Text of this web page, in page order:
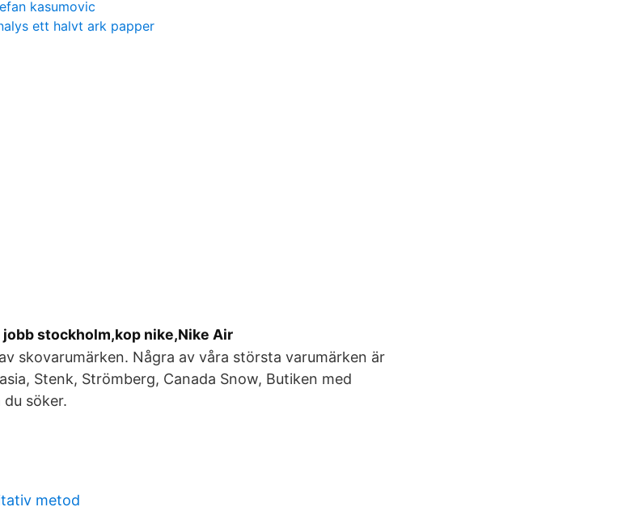
kasumovic
ett halvt ark papper
stockholm,kop nike,Nike Air
skovarumärken. Några av våra största varumärken är
Stenk, Strömberg, Canada Snow, Butiken med
söker.
metod